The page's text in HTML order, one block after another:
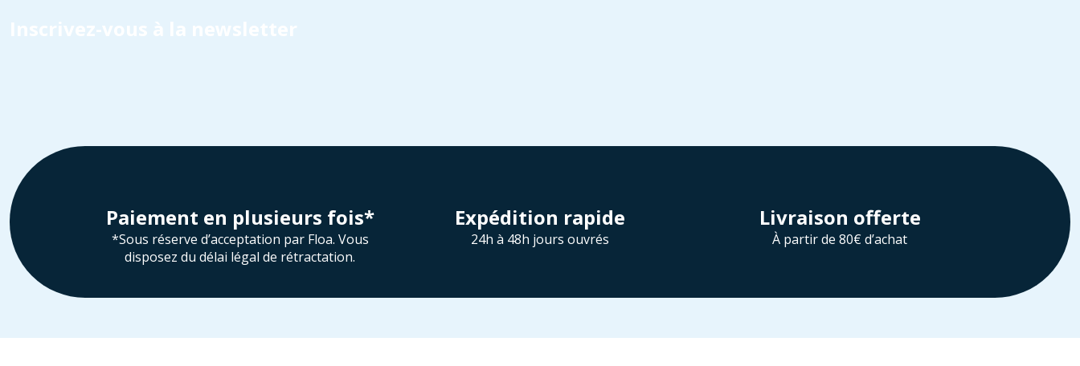
Inscrivez-vous à la newsletter
Paiement en plusieurs fois*
*Sous réserve d’acceptation par Floa. Vous
disposez du délai légal de rétractation.
Expédition rapide
24h à 48h jours ouvrés
Livraison offerte
À partir de 80€ d’achat